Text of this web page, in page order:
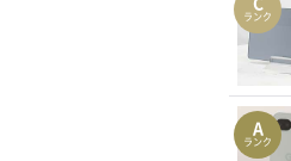
ランク
A
ランク